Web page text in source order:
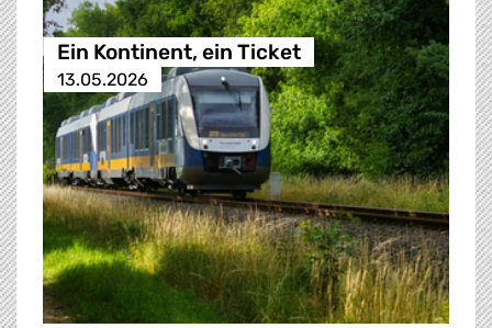
Ein Kontinent, ein Ticket
13.05.2026